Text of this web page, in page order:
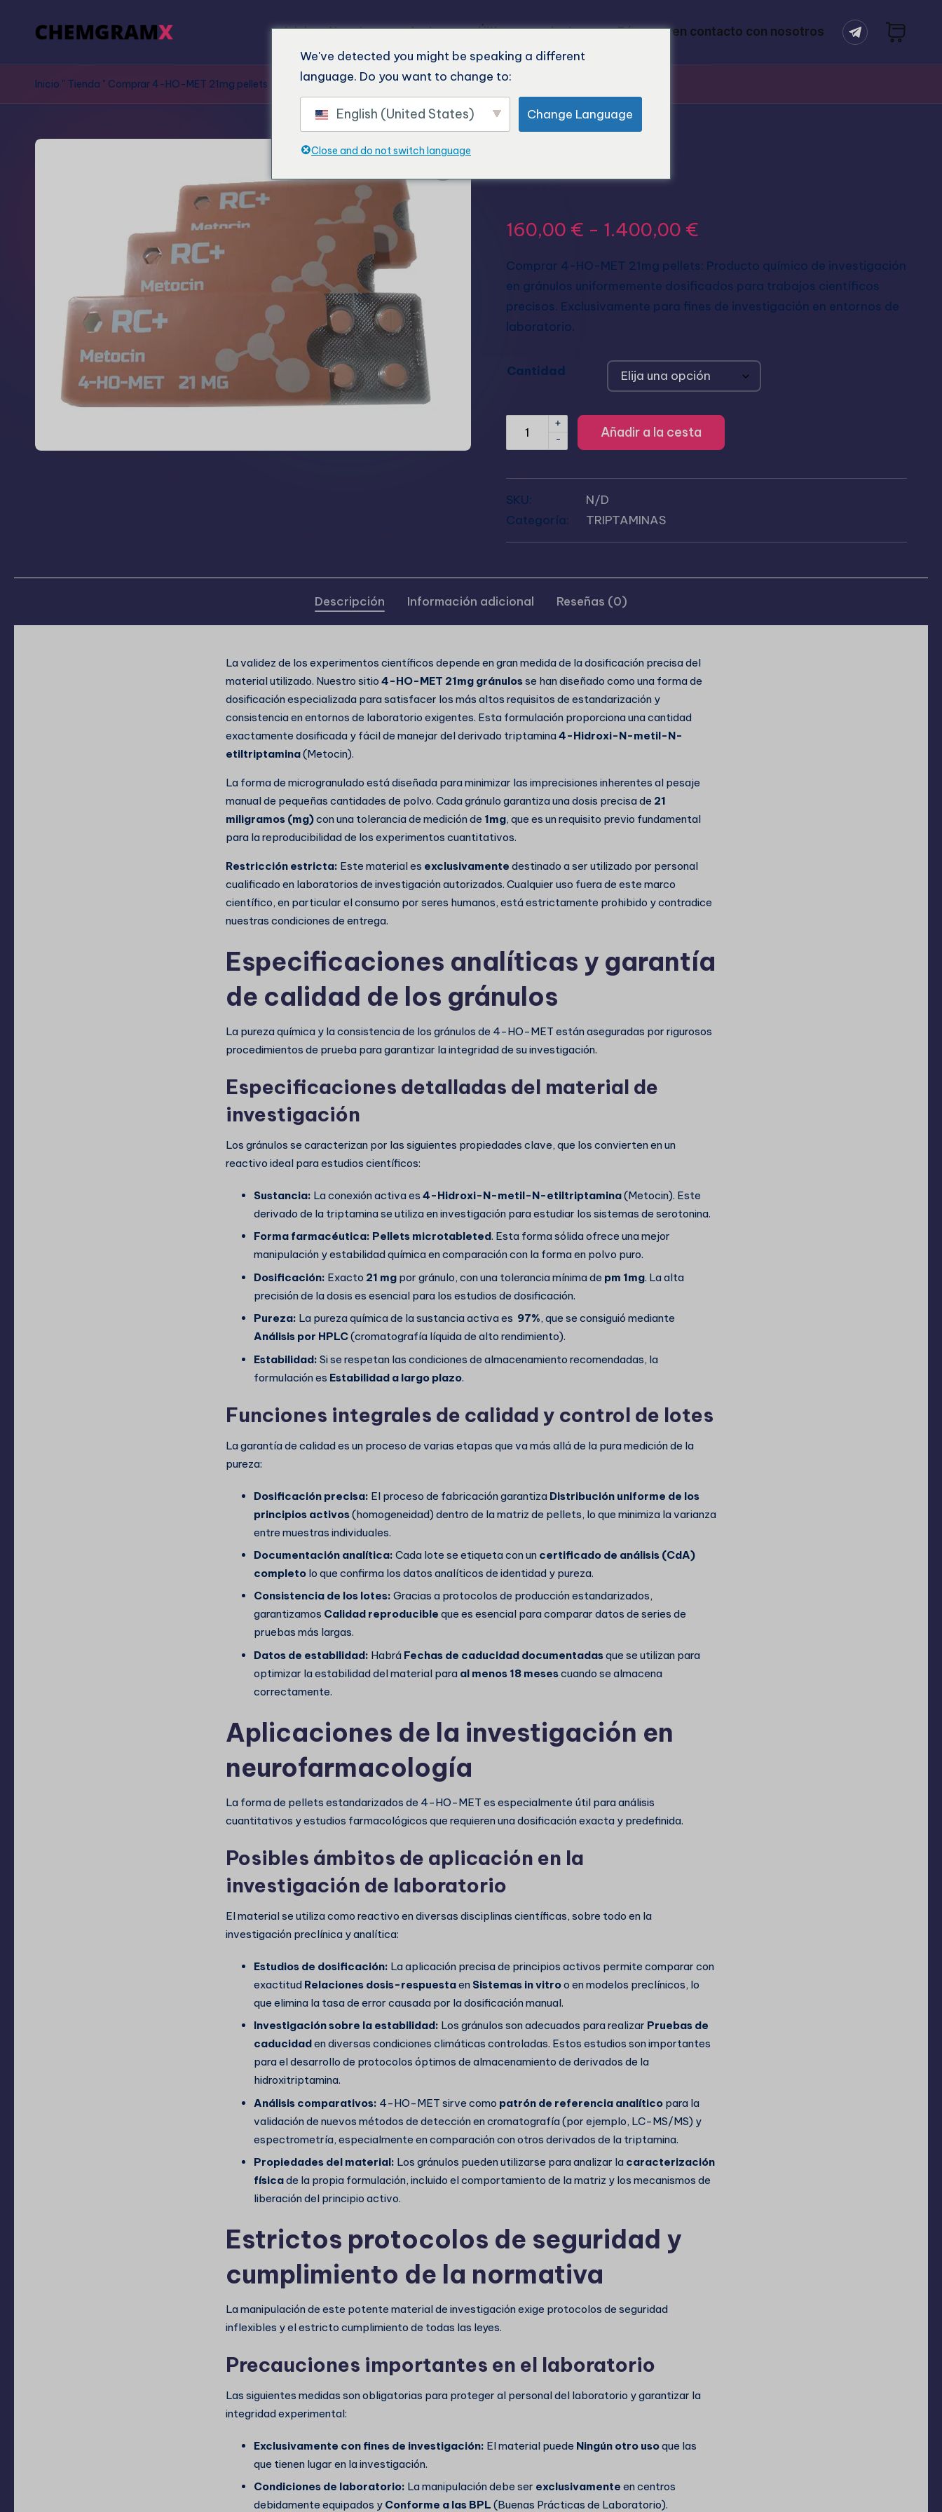
Inicio Nuestros productos Últimos productos Póngase en contacto con nosotros
Inicio " Tienda " Comprar 4-HO-MET 21mg pellets
pellets
160,00 € - 1.400,00 €
Comprar 4-HO-MET 21mg pellets: Producto químico de investigación
en gránulos uniformemente dosificados para trabajos científicos
precisos. Exclusivamente para fines de investigación en entornos de
laboratorio.
Cantidad
-
+
Añadir a la cesta
SKU:
N/D
Categoría:
TRIPTAMINAS
Descripción Información adicional Reseñas (0)
La validez de los experimentos científicos depende en gran medida de la dosificación precisa del
material utilizado. Nuestro sitio 4-HO-MET 21mg gránulosse han diseñado como una forma de
dosificación especializada para satisfacer los más altos requisitos de estandarización y
consistencia en entornos de laboratorio exigentes. Esta formulación proporciona una cantidad
exactamente dosificada y fácil de manejar del derivado triptamina4-Hidroxi-N-metil-N-
etiltriptamina(Metocin).
La forma de microgranulado está diseñada para minimizar las imprecisiones inherentes al pesaje
manual de pequeñas cantidades de polvo. Cada gránulo garantiza una dosis precisa de 21
miligramos (mg)con una tolerancia de medición de 1mg, que es un requisito previo fundamental
para la reproducibilidad de los experimentos cuantitativos.
Restricción estricta: Este material es exclusivamente destinado a ser utilizado por personal
cualificado en laboratorios de investigación autorizados. Cualquier uso fuera de este marco
científico, en particular el consumo por seres humanos, está estrictamente prohibido y contradice
nuestras condiciones de entrega.
Especificaciones analíticas y garantía
de calidad de los gránulos
La pureza química y la consistencia de los gránulos de 4-HO-MET están aseguradas por rigurosos
procedimientos de prueba para garantizar la integridad de su investigación.
Especificaciones detalladas del material de
investigación
Los gránulos se caracterizan por las siguientes propiedades clave, que los convierten en un
reactivo ideal para estudios científicos:
Sustancia: La conexión activa es 4-Hidroxi-N-metil-N-etiltriptamina(Metocin). Este
derivado de la triptamina se utiliza en investigación para estudiar los sistemas de serotonina.
Forma farmacéutica: Pellets microtableted. Esta forma sólida ofrece una mejor
manipulación y estabilidad química en comparación con la forma en polvo puro.
Dosificación: Exacto 21 mg por gránulo, con una tolerancia mínima de pm 1mg. La alta
precisión de la dosis es esencial para los estudios de dosificación.
Pureza: La pureza química de la sustancia activa es 97%, que se consiguió mediante
Análisis por HPLC(cromatografía líquida de alto rendimiento).
Estabilidad: Si se respetan las condiciones de almacenamiento recomendadas, la
formulación es Estabilidad a largo plazo.
Funciones integrales de calidad y control de lotes
La garantía de calidad es un proceso de varias etapas que va más allá de la pura medición de la
pureza:
Dosificación precisa: El proceso de fabricación garantiza Distribución uniforme de los
principios activos(homogeneidad) dentro de la matriz de pellets, lo que minimiza la varianza
entre muestras individuales.
Documentación analítica: Cada lote se etiqueta con un certificado de análisis (CdA)
completo lo que confirma los datos analíticos de identidad y pureza.
Consistencia de los lotes: Gracias a protocolos de producción estandarizados,
garantizamos Calidad reproducible que es esencial para comparar datos de series de
pruebas más largas.
Datos de estabilidad: Habrá Fechas de caducidad documentadasque se utilizan para
optimizar la estabilidad del material para al menos 18 mesescuando se almacena
correctamente.
Aplicaciones de la investigación en
neurofarmacología
La forma de pellets estandarizados de 4-HO-MET es especialmente útil para análisis
cuantitativos y estudios farmacológicos que requieren una dosificación exacta y predefinida.
Posibles ámbitos de aplicación en la
investigación de laboratorio
El material se utiliza como reactivo en diversas disciplinas científicas, sobre todo en la
investigación preclínica y analítica:
Estudios de dosificación: La aplicación precisa de principios activos permite comparar con
exactitud Relaciones dosis-respuestaen Sistemas in vitroo en modelos preclínicos, lo
que elimina la tasa de error causada por la dosificación manual.
Investigación sobre la estabilidad: Los gránulos son adecuados para realizar Pruebas de
caducidaden diversas condiciones climáticas controladas. Estos estudios son importantes
para el desarrollo de protocolos óptimos de almacenamiento de derivados de la
hidroxitriptamina.
Análisis comparativos: 4-HO-MET sirve como patrón de referencia analítico para la
validación de nuevos métodos de detección en cromatografía (por ejemplo, LC-MS/MS) y
espectrometría, especialmente en comparación con otros derivados de la triptamina.
Propiedades del material: Los gránulos pueden utilizarse para analizar la caracterización
físicade la propia formulación, incluido el comportamiento de la matriz y los mecanismos de
liberación del principio activo.
Estrictos protocolos de seguridad y
cumplimiento de la normativa
La manipulación de este potente material de investigación exige protocolos de seguridad
inflexibles y el estricto cumplimiento de todas las leyes.
Precauciones importantes en el laboratorio
Las siguientes medidas son obligatorias para proteger al personal del laboratorio y garantizar la
integridad experimental:
Exclusivamente con fines de investigación: El material puede Ningún otro usoque las
que tienen lugar en la investigación.
Condiciones de laboratorio: La manipulación debe ser exclusivamente en centros
debidamente equipados y Conforme a las BPL (Buenas Prácticas de Laboratorio).
We've detected you might be speaking a different
language. Do you want to change to:
English (United States) Change Language
Close and do not switch language